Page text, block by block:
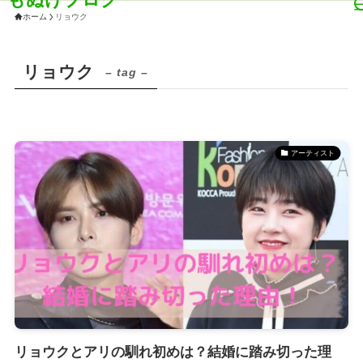
ホーム リョウク
リョウク – tag –
アーティスト
リョウクとアリの馴れ初めは？結婚に踏み切った理